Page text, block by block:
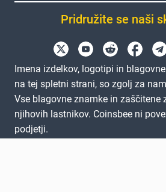
Pridružite se naši
Imena izdelkov, logotipi in
na tej spletni strani, so zgolj za
Vse blagovne znamke in zaščitene
njihovih lastnikov. Coinsbee ni
podjetji.